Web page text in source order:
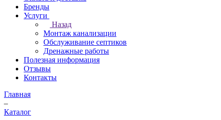
Бренды
Услуги
Назад
Монтаж канализации
Обслуживание септиков
Дренажные работы
Полезная информация
Отзывы
Контакты
Главная
–
Каталог